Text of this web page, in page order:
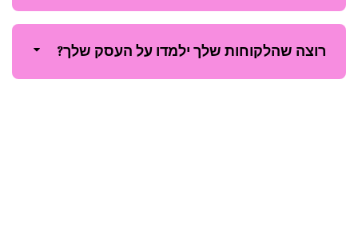
רוצה שהלקוחות שלך ילמדו על העסק שלך?